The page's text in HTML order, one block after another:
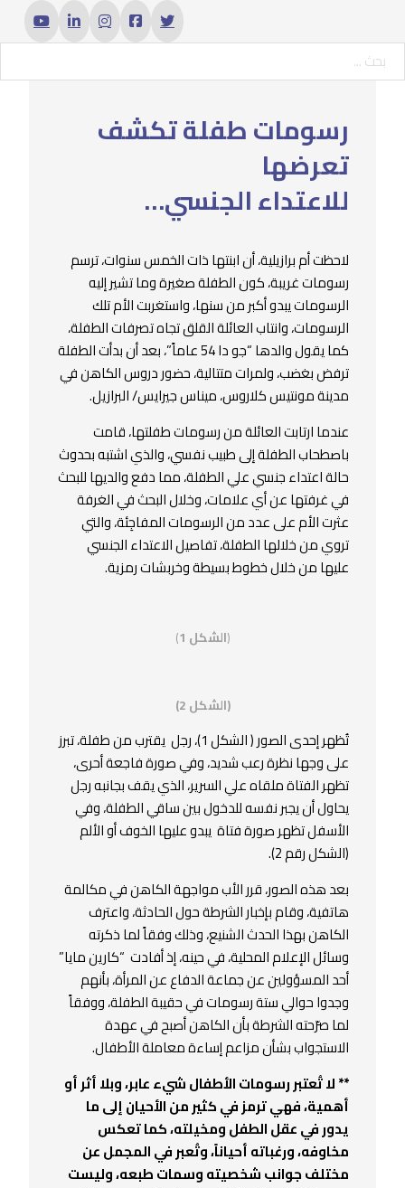
بحث ...
رسومات طفلة تكشف
تعرضها
للاعتداء الجنسي…
لاحظت أم برازيلية، أن ابنتها ذات الخمس سنوات، ترسم
رسومات غريبة، كون الطفلة صغيرة وما تشير إليه
الرسومات يبدو أكبر من سنها، واستغربت الأم تلك
الرسومات، وانتاب العائلة القلق تجاه تصرفات الطفلة،
كما يقول والدها “جو دا 54 عاماً”، بعد أن بدأت الطفلة
ترفض بغضب، ولمرات متتالية، حضور دروس الكاهن في
مدينة مونتيس كلاروس، ميناس جيرايس/ البرازيل.
عندما ارتابت العائلة من رسومات طفلتها، قامت
باصطحاب الطفلة إلى طبيب نفسي، والذي اشتبه بحدوث
حالة اعتداء جنسي علي الطفلة، مما دفع والديها للبحث
في غرفتها عن أي علامات، وخلال البحث في الغرفة
عثرت الأم على عدد من الرسومات المفاجِئة، والتي
تروي من خلالها الطفلة، تفاصيل الاعتداء الجنسي
عليها من خلال خطوط بسيطة وخربشات رمزية.
(الشكل 1 )
(الشكل 2)
تُظهر إحدى الصور ( الشكل 1)، رجل يقترب من طفلة، تبرز
على وجها نظرة رعب شديد، وفي صورة فاجعة أحرى،
تظهر الفتاة ملقاه علي السرير، الذي يقف بجانبه رجل
يحاول أن يجبر نفسه للدخول بين ساقي الطفلة، وفي
الأسفل تظهر صورة فتاة يبدو عليها الخوف أو الألم
(الشكل رقم 2).
بعد هذه الصور، قرر الأب مواجهة الكاهن في مكالمة
هاتفية، وقام بإخبار الشرطة حول الحادثة، واعترف
الكاهن بهذا الحدث الشنيع، وذلك وفقاً لما ذكرته
وسائل الإعلام المحلية، في حينه، إذ أفادت “كارين مايا”
أحد المسؤولين عن جماعة الدفاع عن المرأة، بأنهم
وجدوا حوالي ستة رسومات في حقيبة الطفلة، ووفقاً
لما صرّحته الشرطة بأن الكاهن أصبح في عهدة
الاستجواب بشأن مزاعم إساءة معاملة الأطفال.
** لا تُعتبر رسومات الأطفال شيء عابر، وبلا أثر أو
أهمية، فهي ترمز في كثير من الأحيان إلى ما
يدور في عقل الطفل ومخيلته، كما تعكس
مخاوفه، ورغباته أحياناً، وتُعبر في المجمل عن
مختلف جوانب شخصيته وسمات طبعه، وليست